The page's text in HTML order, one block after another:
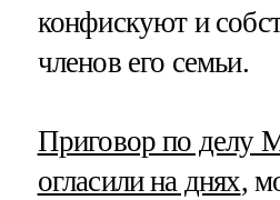
конфискуют и
членов его семьи.
Приговор по делу
огласили на днях,